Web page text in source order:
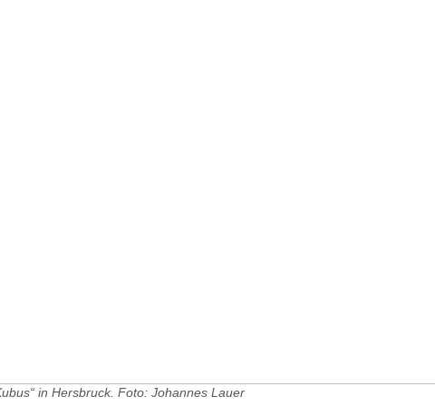
in Hersbruck. Foto: Johannes Lauer